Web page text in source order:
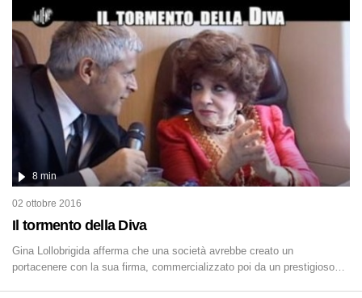
Il tormento della Diva
8 min
02 ottobre 2016
Gina Lollobrigida afferma che una società avrebbe creato un
portacenere con la sua firma, commercializzato poi da un prestigioso